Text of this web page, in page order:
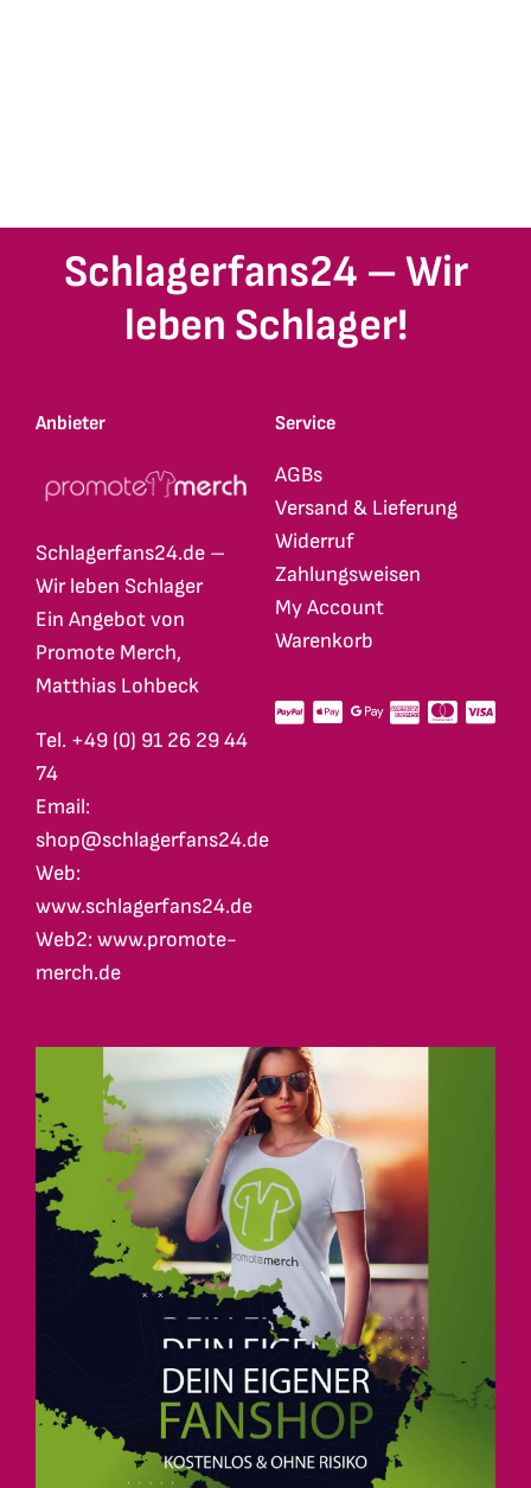
Schlagerfans24 – Wir
leben Schlager!
Anbieter
Schlagerfans24.de –
Wir leben Schlager
Ein Angebot von
Promote Merch,
Matthias Lohbeck
Tel. +49 (0) 91 26 29 44
74
Email:
shop@schlagerfans24.de
Web:
www.schlagerfans24.de
Web2: www.promote-
merch.de
Service
AGBs
Versand & Lieferung
Widerruf
Zahlungsweisen
My Account
Warenkorb